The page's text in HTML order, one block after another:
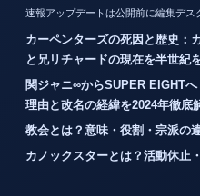
速報アップデートは公開前に編集デス
カーペンターズの死因と歴史：
と兄リチャードの現在を半世紀
関ジャニ∞からSUPER EIGHT
理由と改名の経緯を2024年徹底
教会とは？意味・役割・宗派の
カノックスターとは？活動休止